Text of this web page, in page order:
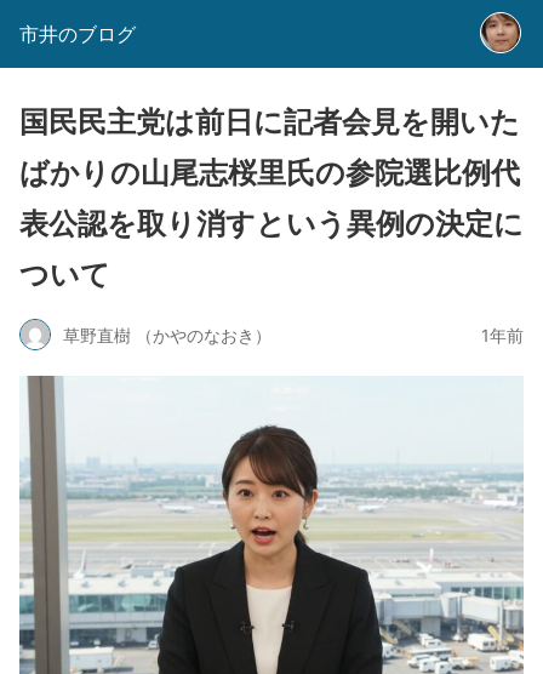
市井のブログ
国民民主党は前日に記者会見を開いた
ばかりの山尾志桜里氏の参院選比例代
表公認を取り消すという異例の決定に
ついて
草野直樹 （かやのなおき） 1年前